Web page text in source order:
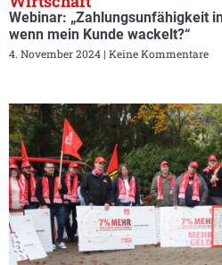
Webinar: „Zahlungsunfähigkeit
wenn mein Kunde wackelt?“
4. November 2024 Keine Kommentare